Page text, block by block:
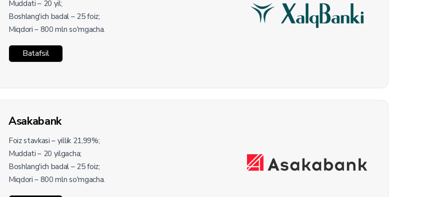
Muddati – 20 yil;
Boshlang'ich badal – 25 foiz;
Miqdori – 800 mln so'mgacha.
Batafsil
Asakabank
Foiz stavkasi – yillik 21,99%;
Muddati – 20 yilgacha;
Boshlang'ich badal – 25 foiz;
Miqdori – 800 mln so'mgacha.